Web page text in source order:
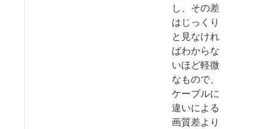
し、その差
はじっくり
と見なけれ
ばわからな
いほど軽微
なもので、
ケーブルに
違いによる
画質差より